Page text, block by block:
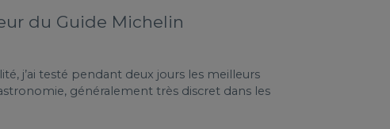
du Guide Michelin
j’ai testé pendant deux jours les meilleurs
généralement très discret dans les